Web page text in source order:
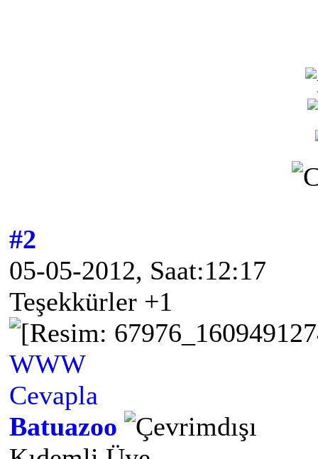
#2
05-05-2012, Saat:12:17
Teşekkürler +1
WWW
Cevapla
Batuazoo